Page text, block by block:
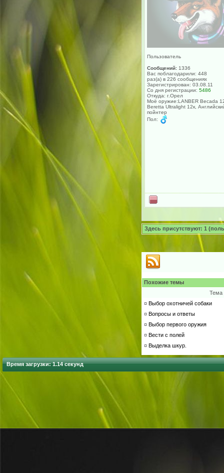
Пользователь
Сообщений: 1336
Вас поблагодарили: 448
раз(а) в 226 сообщениях
Зарегистрирован: 03.08.11
Со дня регистрации: 5486
Откуда: г.Орел
Моё оружие:LANBER Becada
Beretta Ultralight 12к,
пойнтер
Пол:
Здесь присутствуют: 1
Похожие темы
Тема
¤ Выбор охотничей собаки
¤ Вопросы и ответы
¤ Выбор первого оружия
¤ Вести с полей
¤ Выделка шкур.
Время загрузки: 1.14 секунд